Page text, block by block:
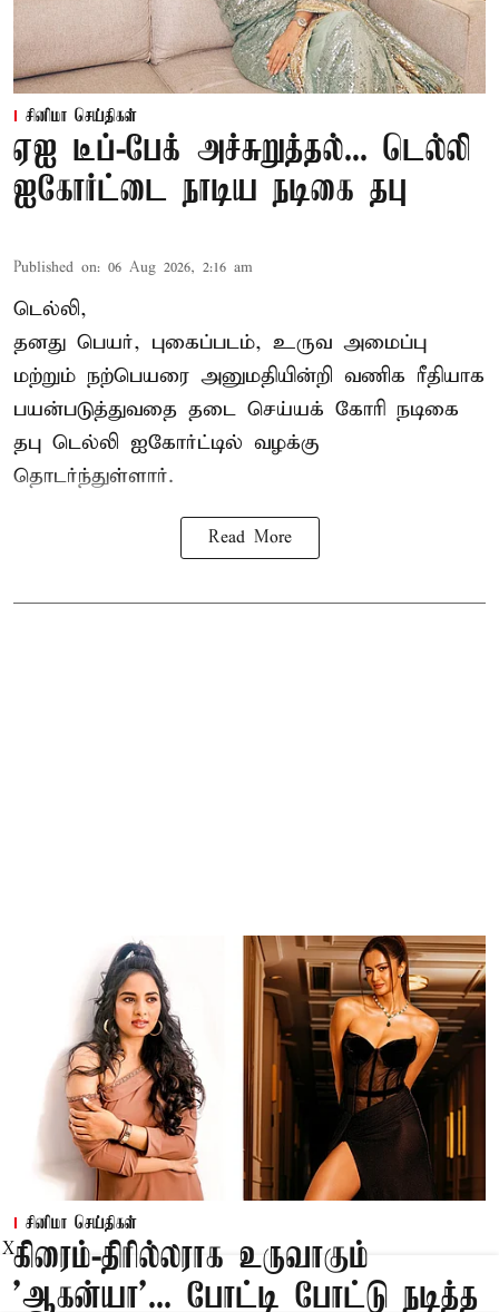
சினிமா செய்திகள்
ஏஐ டீப்-பேக் அச்சுறுத்தல்... டெல்லி
ஐகோர்ட்டை நாடிய நடிகை தபு
Published on: 06 Aug 2026, 2:16 am
டெல்லி,
தனது பெயர், புகைப்படம், உருவ அமைப்பு
மற்றும் நற்பெயரை அனுமதியின்றி வணிக ரீதியாக
பயன்படுத்துவதை தடை செய்யக் கோரி நடிகை
தபு டெல்லி ஐகோர்ட்டில் வழக்கு
தொடர்ந்துள்ளார்.
Read More
சினிமா செய்திகள்
கிரைம்-திரில்லராக உருவாகும்
'ஆகன்யா'... போட்டி போட்டு நடித்த
X